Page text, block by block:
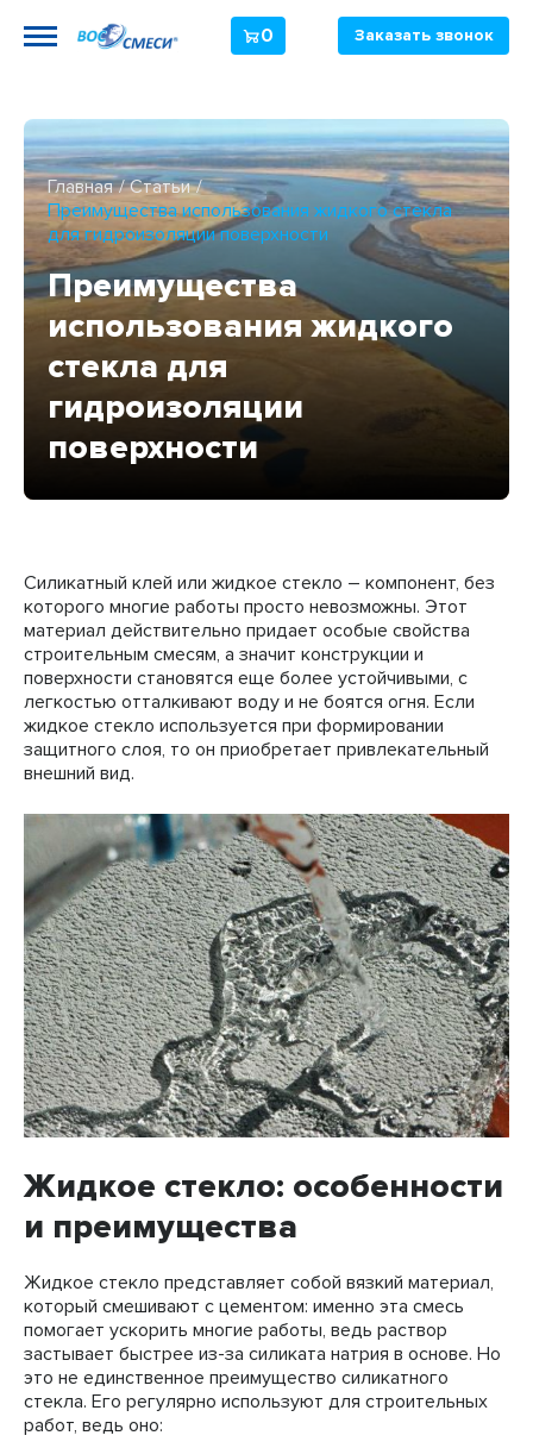
0 Заказать звонок
Главная
Статьи
Преимущества использования жидкого стекла
для гидроизоляции поверхности
Преимущества
использования жидкого
стекла для
гидроизоляции
поверхности
Силикатный клей или жидкое стекло – компонент, без
которого многие работы просто невозможны. Этот
материал действительно придает особые свойства
строительным смесям, а значит конструкции и
поверхности становятся еще более устойчивыми, с
легкостью отталкивают воду и не боятся огня. Если
жидкое стекло используется при формировании
защитного слоя, то он приобретает привлекательный
внешний вид.
Жидкое стекло: особенности
и преимущества
Жидкое стекло представляет собой вязкий материал,
который смешивают с цементом: именно эта смесь
помогает ускорить многие работы, ведь раствор
застывает быстрее из-за силиката натрия в основе. Но
это не единственное преимущество силикатного
стекла. Его регулярно используют для строительных
работ, ведь оно: